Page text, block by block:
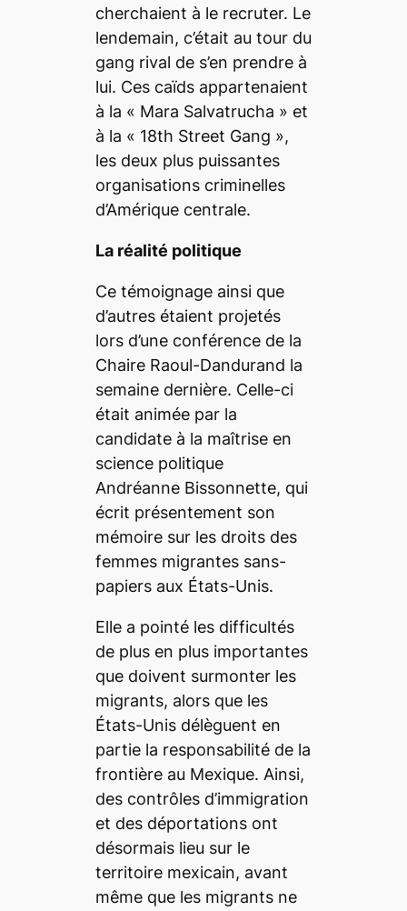
cherchaient à le recruter. Le
lendemain, c’était au tour du
gang rival de s’en prendre à
lui. Ces caïds appartenaient
à la « Mara Salvatrucha » et
à la « 18th Street Gang »,
les deux plus puissantes
organisations criminelles
d’Amérique centrale.
La réalité politique
Ce témoignage ainsi que
d’autres étaient projetés
lors d’une conférence de la
Chaire Raoul-Dandurand la
semaine dernière. Celle-ci
était animée par la
candidate à la maîtrise en
science politique
Andréanne Bissonnette, qui
écrit présentement son
mémoire sur les droits des
femmes migrantes sans-
papiers aux États-Unis.
Elle a pointé les difficultés
de plus en plus importantes
que doivent surmonter les
migrants, alors que les
États-Unis délèguent en
partie la responsabilité de la
frontière au Mexique. Ainsi,
des contrôles d’immigration
et des déportations ont
désormais lieu sur le
territoire mexicain, avant
même que les migrants ne